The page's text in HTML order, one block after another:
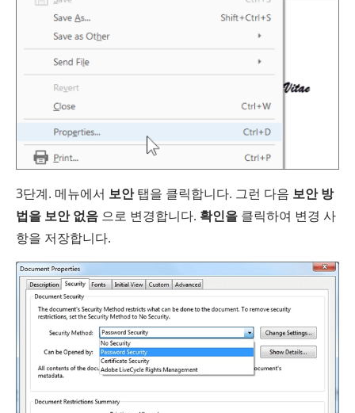
3단계. 메뉴에서 보안탭을 클릭합니다. 그런 다음 보안 방
법을 보안 없음 으로 변경합니다. 확인을 클릭하여 변경 사
항을 저장합니다.